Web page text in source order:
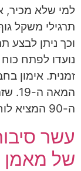
תרגילי משקל
וכך ניתן לבצע
נועדו לפתח כוח
זמנית. אימון
ה-90 המציא לוחם בחיל […]
עשר
של מאמן